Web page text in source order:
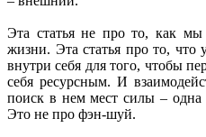
Эта статья не про то, как
жизни. Эта статья про то, что
внутри себя для того, чтобы
себя ресурсным. И
поиск в нем мест силы –
Это не про фэн-шуй.